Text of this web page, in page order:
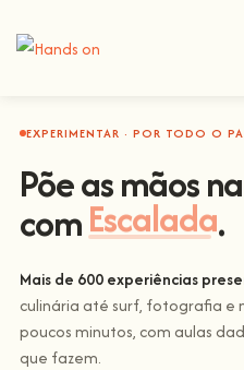
EXPERIMENTAR · POR TODO O
Põe as mãos
comEscalada.
Mais de 600 experiências
culinária até surf, fotografia e
poucos minutos, com aulas
que fazem.